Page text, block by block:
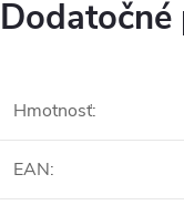
Hmotnosť:
EAN: